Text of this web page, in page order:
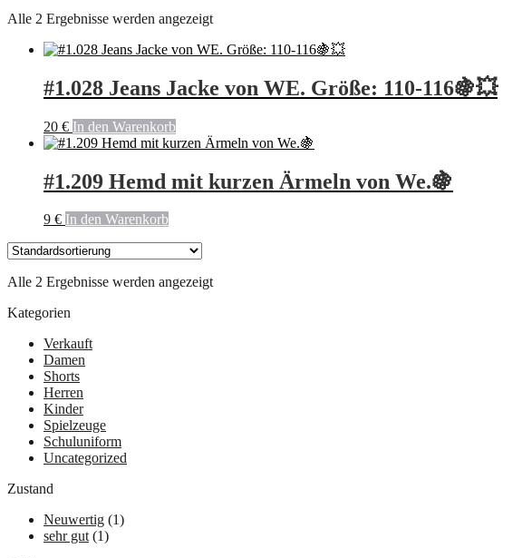
Alle 2 Ergebnisse werden angezeigt
#1.028 Jeans Jacke von WE. Größe: 110-116🍇💥
20 € In den Warenkorb
#1.209 Hemd mit kurzen Ärmeln von We.🍇
9 € In den Warenkorb
Alle 2 Ergebnisse werden angezeigt
Kategorien
Verkauft
Damen
Shorts
Herren
Kinder
Spielzeuge
Schuluniform
Uncategorized
Zustand
Neuwertig (1)
sehr gut (1)